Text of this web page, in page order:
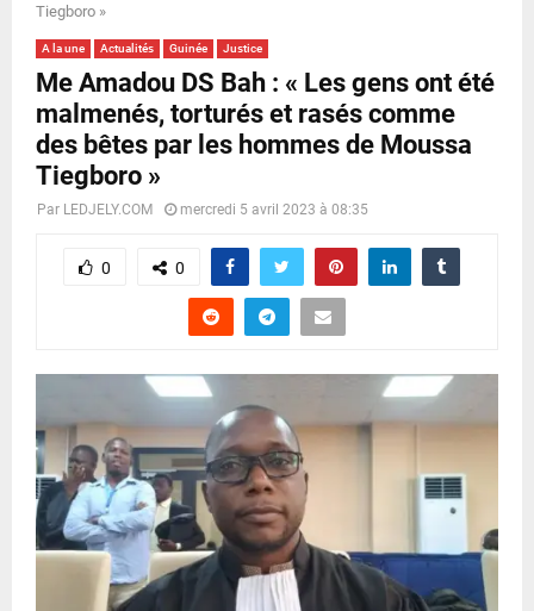
U
Tiegboro »
A la une Actualités Guinée Justice
Me Amadou DS Bah : « Les gens ont été
malmenés, torturés et rasés comme
des bêtes par les hommes de Moussa
Tiegboro »
Par LEDJELY.COM mercredi 5 avril 2023 à 08:35
0 0